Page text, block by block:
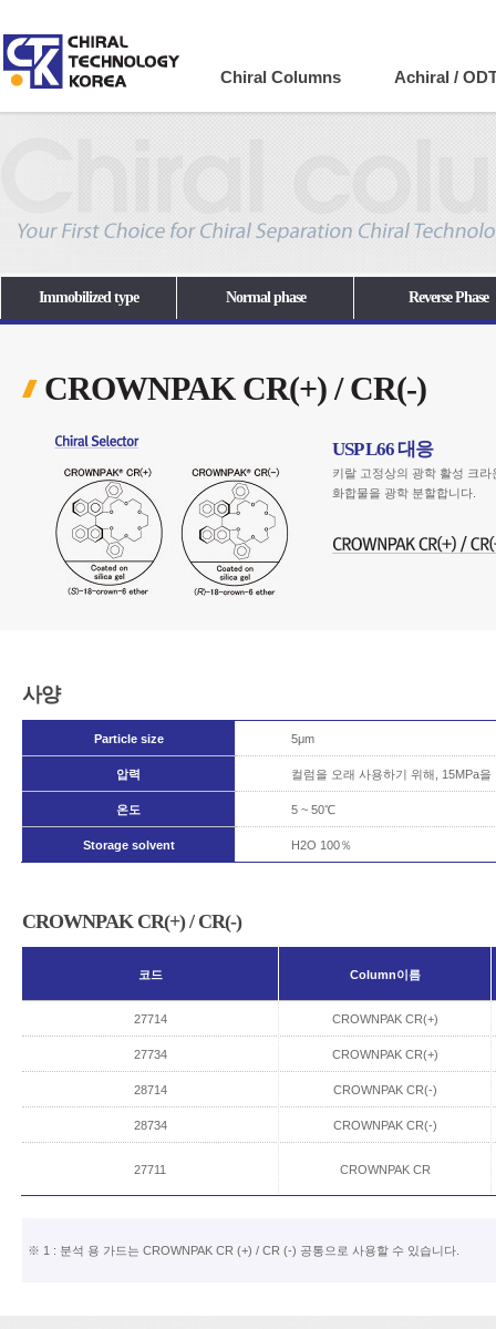
Company Chiral Columns Achiral /
Immobilized type Normal phase Reverse Phase
CROWNPAK CR(+) / CR(-)
USP L66 대응
키랄 고정상의 광학 활성 크
화합물을 광학 분할합니다.
사양
Particle size 5μm
압력 컬럼을 오래 사용하기 위해, 15MPa
온도 5 ~ 50℃
Storage solvent H2O 100％
CROWNPAK CR(+) / CR(-)
코드 Column이름
27714 CROWNPAK CR(+)
27734 CROWNPAK CR(+)
28714 CROWNPAK CR(-)
28734 CROWNPAK CR(-)
27711 CROWNPAK CR
※ 1 : 분석 용 가드는 CROWNPAK CR (+) / CR (-) 공통으로 사용할 수 있습니다.